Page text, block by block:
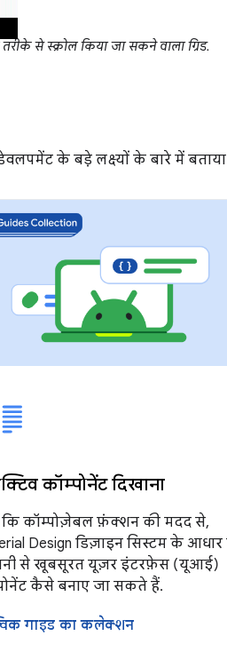
से स्क्रोल किया जा सकने वाला ग्रिड.
के बड़े लक्ष्यों के बारे में बताया
कॉम्पोनेंट दिखाना
कि कॉम्पोज़ेबल फ़ंक्शन की मदद से,
Design डिज़ाइन सिस्टम के आधार
से खूबसूरत यूज़र इंटरफ़ेस (यूआई)
कैसे बनाए जा सकते हैं.
गाइड का कलेक्शन